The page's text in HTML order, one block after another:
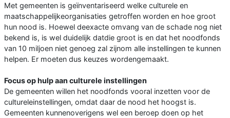
Met gemeenten is geïnventariseerd welke culturele en
maatschappelijkeorganisaties getroffen worden en hoe groot
hun nood is. Hoewel deexacte omvang van de schade nog niet
bekend is, is wel duidelijk datdie groot is en dat het noodfonds
van 10 miljoen niet genoeg zal zijnom alle instellingen te kunnen
helpen. Er moeten dus keuzes wordengemaakt.
Focus op hulp aan culturele instellingen
De gemeenten willen het noodfonds vooral inzetten voor de
cultureleinstellingen, omdat daar de nood het hoogst is.
Gemeenten kunnenoverigens wel een beroep doen op het